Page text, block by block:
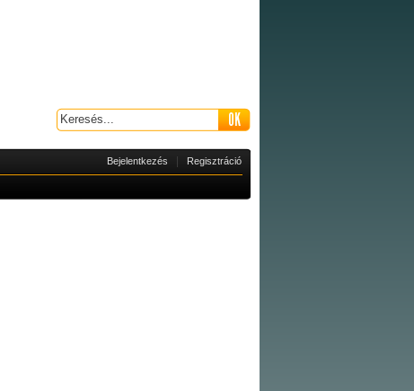
Bejelentkezés Regisztráció